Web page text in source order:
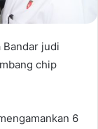
Bandar judi
chip
6